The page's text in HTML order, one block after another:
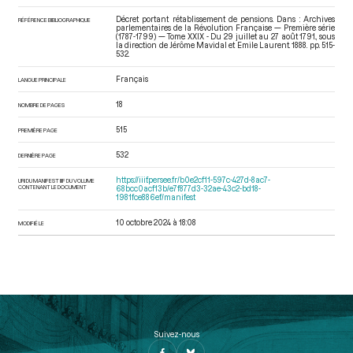
RÉFÉRENCE BIBLIOGRAPHIQUE
Décret portant rétablissement de pensions. Dans : Archives
parlementaires de la Révolution Française — Première série
(1787-1799) — Tome XXIX - Du 29 juillet au 27 août 1791.
, sous
la direction de Jérôme Mavidal et Emile Laurent. 1888. pp. 515-
532.
LANGUE PRINCIPALE Français
NOMBRE DE PAGES 18
PREMIÈRE PAGE 515
DERNIÈRE PAGE 532
URI DU MANIFEST IIIF DU VOLUME
CONTENANT LE DOCUMENT
https://iiif.persee.fr/b0e2cf11-597c-427d-8ac7-
68bcc0acf13b/e7f877d3-32ae-43c2-bd18-
1981fce886ef/manifest
MODIFIÉ LE 10 octobre 2024 à 18:08
Suivez-nous